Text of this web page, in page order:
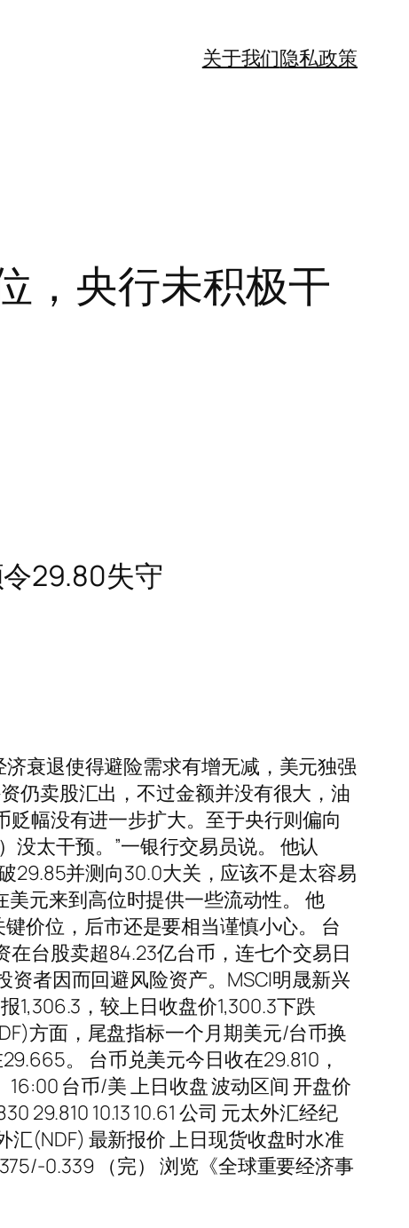
关于我们隐私政策
，央行未积极干
29.80失守
衰退使得避险需求有增无减，美元独强
仍卖股汇出，不过金额并没有很大，油
幅没有进一步扩大。至于央行则偏向
没太干预。”一银行交易员说。 他认
29.85并测向30.0大关，应该不是太容易
元来到高位时提供一些流动性。 他
价位，后市还是要相当谨慎小心。 台
台股卖超84.23亿台币，连七个交易日
者因而回避风险资产。MSCI明晟新兴
1,306.3，较上日收盘价1,300.3下跌
方面，尾盘指标一个月期美元/台币换
。 台币兑美元今日收在29.810，
台币/美 上日收盘 波动区间 开盘价
29.810 10.13 10.61 公司 元太外汇经纪
汇(NDF) 最新报价 上日现货收盘时水准
0.339 （完） 浏览《全球重要经济事